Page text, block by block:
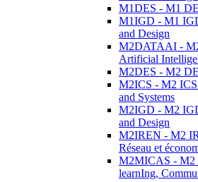
M1DES - M1
M1IGD - M1
and Design
M2DATAAI -
Artificial
M2DES - M2
M2ICS - M2
and Systems
M2IGD - M2
and Design
M2IREN - M2
Réseau et
M2MICAS - M2
learnIng,